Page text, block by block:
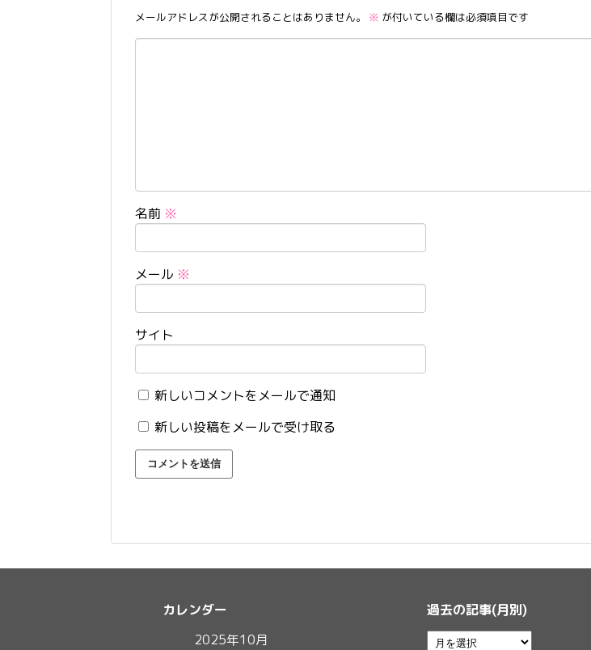
メールアドレスが公開されることはありません。 ※ が付いている欄は必須項目です
名前 ※
メール ※
サイト
新しいコメントをメールで通知
新しい投稿をメールで受け取る
カレンダー
2025年10月
過去の記事(月別)